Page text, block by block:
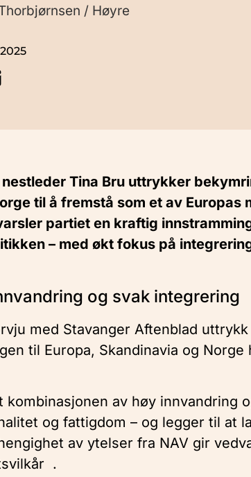
/ Høyre
nestleder Tina Bru uttrykker
til å fremstå som et av Europas
partiet en kraftig
– med økt fokus på
og svak integrering
med Stavanger Aftenblad
til Europa, Skandinavia og
kombinasjonen av høy innvandring
og fattigdom – og legger til at
av ytelser fra NAV gir
.